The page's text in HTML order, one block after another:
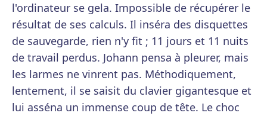
l'ordinateur se gela. Impossible de récupérer le
résultat de ses calculs. Il inséra des disquettes
de sauvegarde, rien n'y fit ; 11 jours et 11 nuits
de travail perdus. Johann pensa à pleurer, mais
les larmes ne vinrent pas. Méthodiquement,
lentement, il se saisit du clavier gigantesque et
lui asséna un immense coup de tête. Le choc